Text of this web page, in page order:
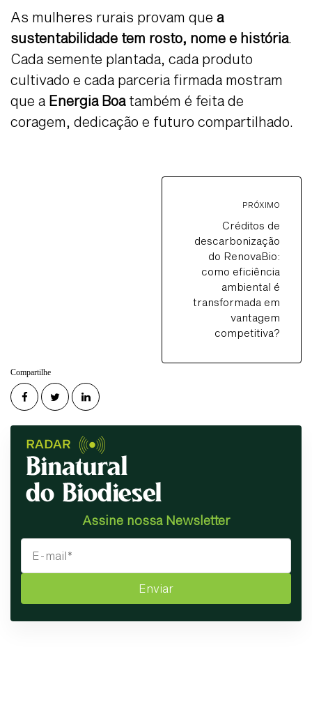
As mulheres rurais provam que a
sustentabilidade tem rosto, nome e história.
Cada semente plantada, cada produto
cultivado e cada parceria firmada mostram
que a Energia Boatambém é feita de
coragem, dedicação e futuro compartilhado.
PRÓXIMO
Créditos de
descarbonização
do RenovaBio:
como eficiência
ambiental é
transformada em
vantagem
competitiva?
Compartilhe
Assine nossa Newsletter
Enviar